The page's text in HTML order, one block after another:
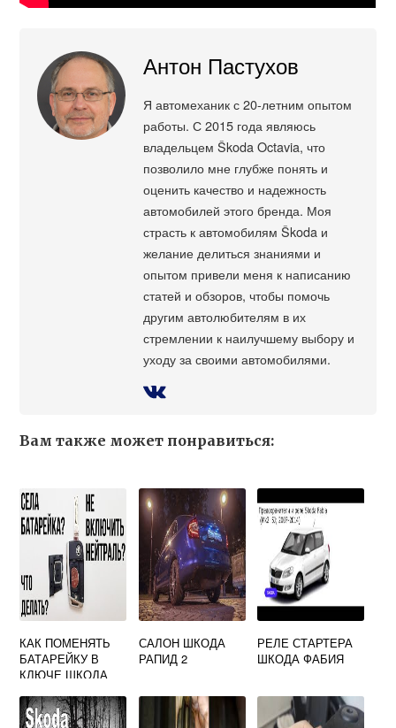
Антон Пастухов
Я автомеханик с 20-летним опытом
работы. С 2015 года являюсь
владельцем Škoda Octavia, что
позволило мне глубже понять и
оценить качество и надежность
автомобилей этого бренда. Моя
страсть к автомобилям Škoda и
желание делиться знаниями и
опытом привели меня к написанию
статей и обзоров, чтобы помочь
другим автолюбителям в их
стремлении к наилучшему выбору и
уходу за своими автомобилями.
Вам также может понравиться:
КАК ПОМЕНЯТЬ
БАТАРЕЙКУ В
КЛЮЧЕ ШКОДА
САЛОН ШКОДА
РАПИД 2
РЕЛЕ СТАРТЕРА
ШКОДА ФАБИЯ